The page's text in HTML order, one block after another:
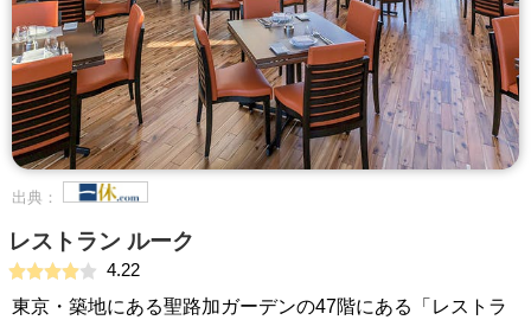
出典：
レストラン ルーク
4.22
東京・築地にある聖路加ガーデンの47階にある「レストラ